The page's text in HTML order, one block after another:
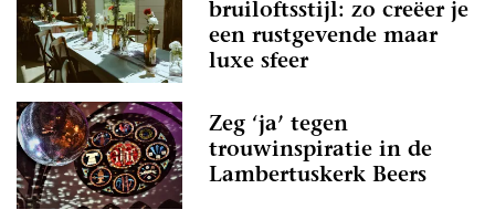
bruiloftsstijl: zo creëer je
een rustgevende maar
luxe sfeer
Zeg ‘ja’ tegen
trouwinspiratie in de
Lambertuskerk Beers